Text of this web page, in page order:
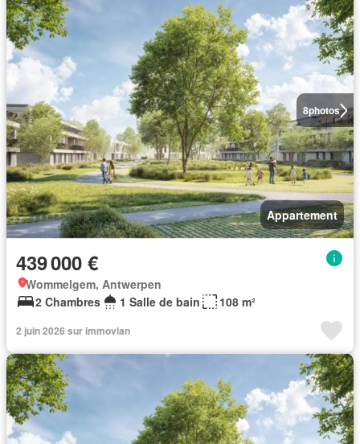
8photos
Appartement
439 000 €
Wommelgem, Antwerpen
2 Chambres
1 Salle de bain 108 m²
2 juin 2026 sur immovlan